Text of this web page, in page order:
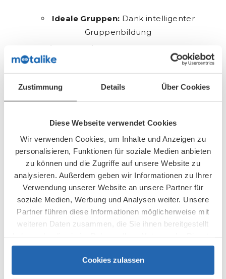
Zustimmung Details Über Cookies
Diese Webseite verwendet Cookies
Wir verwenden Cookies, um Inhalte und Anzeigen zu
personalisieren, Funktionen für soziale Medien anbieten
zu können und die Zugriffe auf unsere Website zu
analysieren. Außerdem geben wir Informationen zu Ihrer
Verwendung unserer Website an unsere Partner für
soziale Medien, Werbung und Analysen weiter. Unsere
Partner führen diese Informationen möglicherweise mit
weiteren Daten zusammen, die Sie ihnen bereitgestellt
gesammelt haben.
Cookies zulassen
Ideale Gruppen: Dank intelligenter
Gruppenbildung
Live-Matching:
und bekomme ein Match. -> Online-Vorteil in
der Offline Welt
Digitaler Guide:Genieße das Erlebnis –
Mehr Spaß im 2er-Team: Bringe deinen
Teampartner mit oder wir fügen euch zu
Teams zusammen (Dein/e Teampartner/in
muss ein separates Ticket erwerben und
Deine E-Mail-Adresse in seiner/ihrer Buchung
angeben.)
Anmeldeschluss: 15.11.2022 um 20:00
Buchungsformular